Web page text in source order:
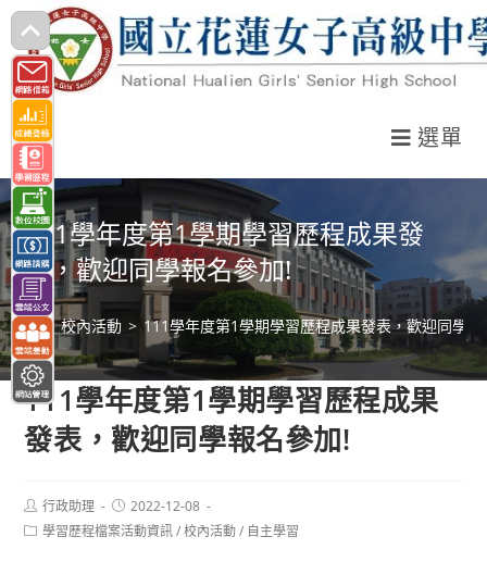
跳
轉
至
主
要
內
容
選單
111學年度第1學期學習歷程成果發
表，歡迎同學報名參加!
> 校內活動 > 111學年度第1學期學習歷程成果發表，歡迎同學
111學年度第1學期學習歷程成果
發表，歡迎同學報名參加!
Post
author:
行政助理
Post
published:
2022-12-08
Post學習歷程檔案活動資訊 / 校內活動 / 自主學習